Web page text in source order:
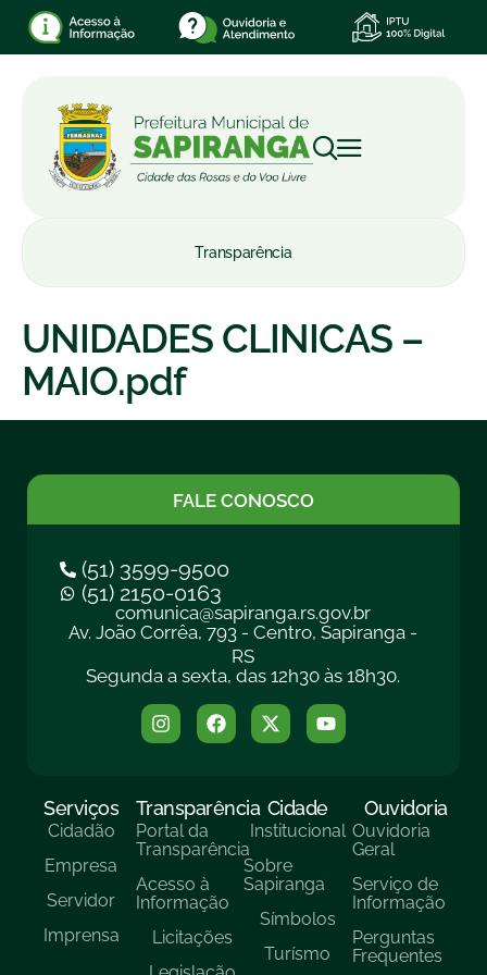
Transparência
UNIDADES CLINICAS –
MAIO.pdf
FALE CONOSCO
(51) 3599-9500
(51) 2150-0163
comunica@sapiranga.rs.gov.br
Av. João Corrêa, 793 - Centro, Sapiranga -
RS
Segunda a sexta, das 12h30 às 18h30.
Serviços
Cidadão
Empresa
Servidor
Imprensa
Transparência
Portal da
Transparência
Acesso à
Informação
Licitações
Cidade
Institucional
Sobre
Sapiranga
Símbolos
Turísmo
Ouvidoria
Ouvidoria
Geral
Serviço de
Informação
Perguntas
Frequentes